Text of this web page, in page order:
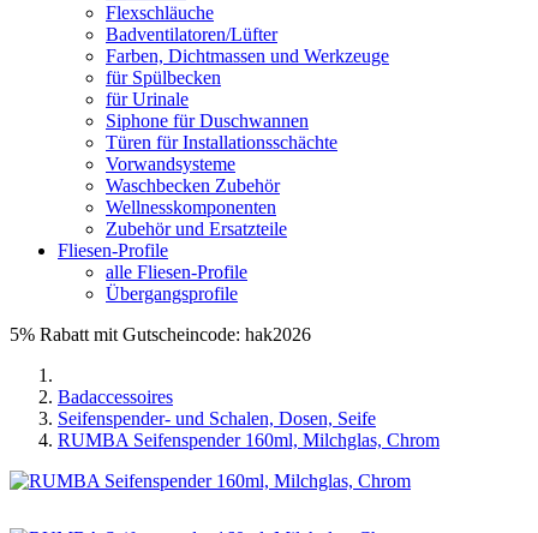
Flexschläuche
Badventilatoren/Lüfter
Farben, Dichtmassen und Werkzeuge
für Spülbecken
für Urinale
Siphone für Duschwannen
Türen für Installationsschächte
Vorwandsysteme
Waschbecken Zubehör
Wellnesskomponenten
Zubehör und Ersatzteile
Fliesen-Profile
alle Fliesen-Profile
Übergangsprofile
5% Rabatt mit Gutscheincode: hak2026
Badaccessoires
Seifenspender- und Schalen, Dosen, Seife
RUMBA Seifenspender 160ml, Milchglas, Chrom